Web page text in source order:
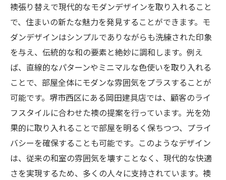
襖張り替えで現代的なモダンデザインを取り入れること
で、住まいの新たな魅力を発見することができます。モ
ダンデザインはシンプルでありながらも洗練された印象
を与え、伝統的な和の要素と絶妙に調和します。例え
ば、直線的なパターンやミニマルな色使いを取り入れる
ことで、部屋全体にモダンな雰囲気をプラスすることが
可能です。堺市西区にある岡田建具店では、顧客のライ
フスタイルに合わせた襖の提案を行っています。光を効
果的に取り入れることで部屋を明るく保ちつつ、プライ
バシーを確保することも可能です。このようなデザイン
は、従来の和室の雰囲気を壊すことなく、現代的な快適
さを実現するため、多くの人々に支持されています。襖